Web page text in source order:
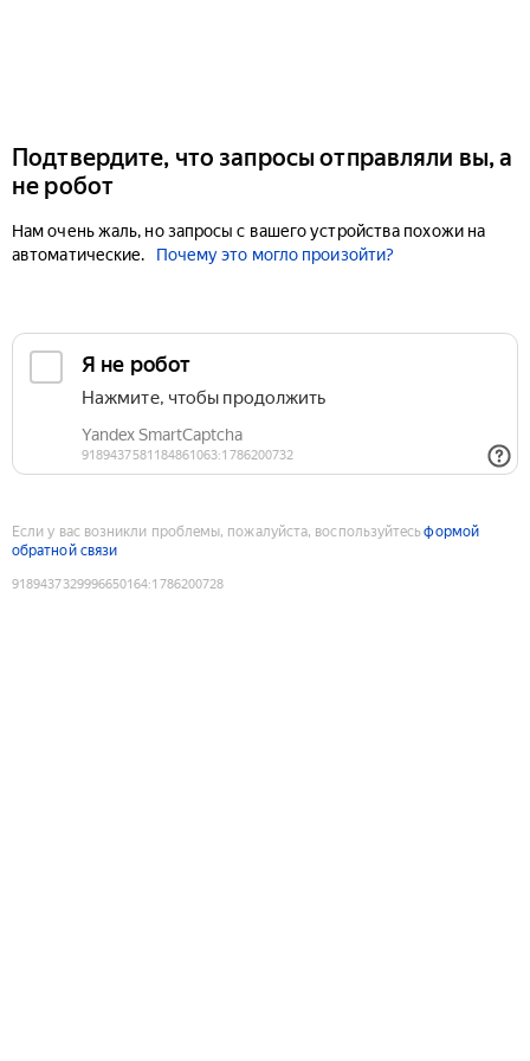
Подтвердите, что запросы отправляли вы, а
не робот
Нам очень жаль, но запросы с вашего устройства похожи на
автоматические.
Почему это могло произойти?
Если у вас возникли проблемы, пожалуйста, воспользуйтесьформой
обратной связи
9189437329996650164:1786200728